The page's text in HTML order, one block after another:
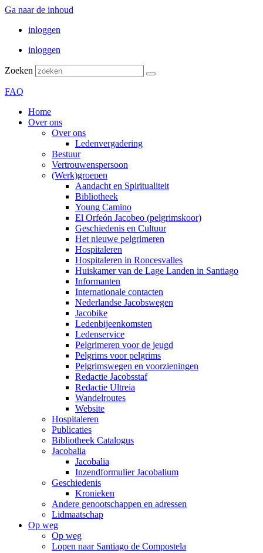
Ga naar de inhoud
inloggen
inloggen
Zoeken
FAQ
Home
Over ons
Over ons
Ledenvergadering
Bestuur
Vertrouwenspersoon
(Werk)groepen
Aandacht en Spiritualiteit
Bibliotheek
Young Camino
El Orfeón Jacobeo (pelgrimskoor)
Geschiedenis en Cultuur
Het nieuwe pelgrimeren
Hospitaleren
Hospitaleren in Roncesvalles
Huiskamer van de Lage Landen in Santiago
Informanten
Internationale contacten
Nederlandse Jacobswegen
Jacobike
Ledenbijeenkomsten
Ledenservice
Pelgrimeren voor de jeugd
Pelgrims voor pelgrims
Pelgrimswegen en voorzieningen
Redactie Jacobsstaf
Redactie Ultreia
Wandelroutes
Website
Hospitaleren
Publicaties
Bibliotheek Catalogus
Jacobalia
Jacobalia
Inzendformulier Jacobalium
Geschiedenis
Kronieken
Andere genootschappen en adressen
Lidmaatschap
Op weg
Op weg
Lopen naar Santiago de Compostela